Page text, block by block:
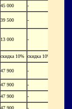
45 000
-
39 500 -
13 000 -
скидка 10%
скидка 10%
47 900 -
47 900
-
47 900
-
47 900
-